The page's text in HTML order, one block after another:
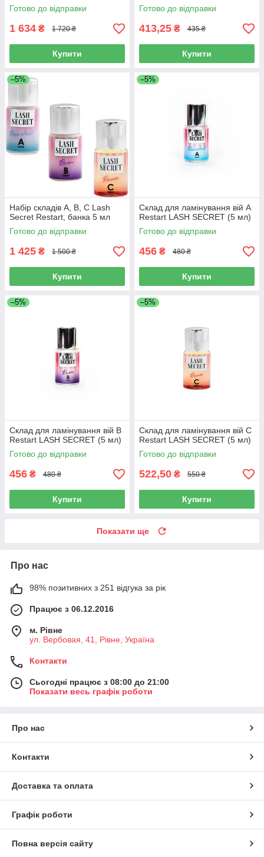
Готово до відправки
1 634 ₴ 1 720 ₴
Купити
Готово до відправки
413,25 ₴ 435 ₴
Купити
–5%
Набір складів А, В, С Lash
Secret Restart, банка 5 мл
Готово до відправки
1 425 ₴ 1 500 ₴
Купити
–5%
Склад для ламінування вій A
Restart LASH SECRET (5 мл)
Готово до відправки
456 ₴ 480 ₴
Купити
–5%
Склад для ламінування вій B
Restart LASH SECRET (5 мл)
Готово до відправки
456 ₴ 480 ₴
Купити
–5%
Склад для ламінування вій C
Restart LASH SECRET (5 мл)
Готово до відправки
522,50 ₴ 550 ₴
Купити
Показати ще
Про нас
98% позитивних з 251 відгука за рік
Працює з 06.12.2016
м. Рівне
ул. Вербовая, 41, Рівне, Україна
Контакти
Сьогодні працює з 08:00 до 21:00
Показати весь графік роботи
Про нас
Контакти
Доставка та оплата
Графік роботи
Повна версія сайту